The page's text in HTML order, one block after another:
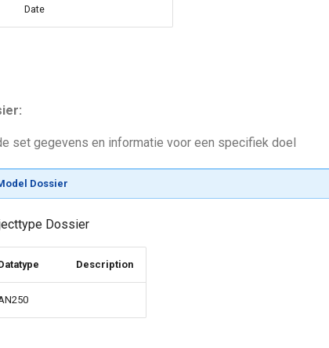
Date
set gegevens en informatie voor een specifiek doel
Dossier
Dossier
Description